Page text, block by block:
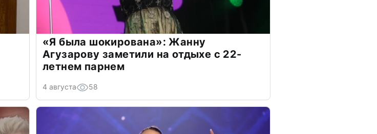
«Я была шокирована»: Жанну
Агузарову заметили на отдыхе с 22-
летнем парнем
4 августа 58